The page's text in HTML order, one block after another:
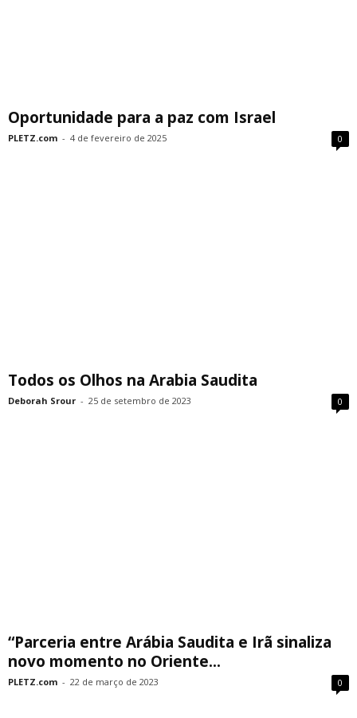
Oportunidade para a paz com Israel
PLETZ.com - 4 de fevereiro de 2025 0
Todos os Olhos na Arabia Saudita
Deborah Srour - 25 de setembro de 2023 0
“Parceria entre Arábia Saudita e Irã sinaliza
novo momento no Oriente...
PLETZ.com - 22 de março de 2023 0